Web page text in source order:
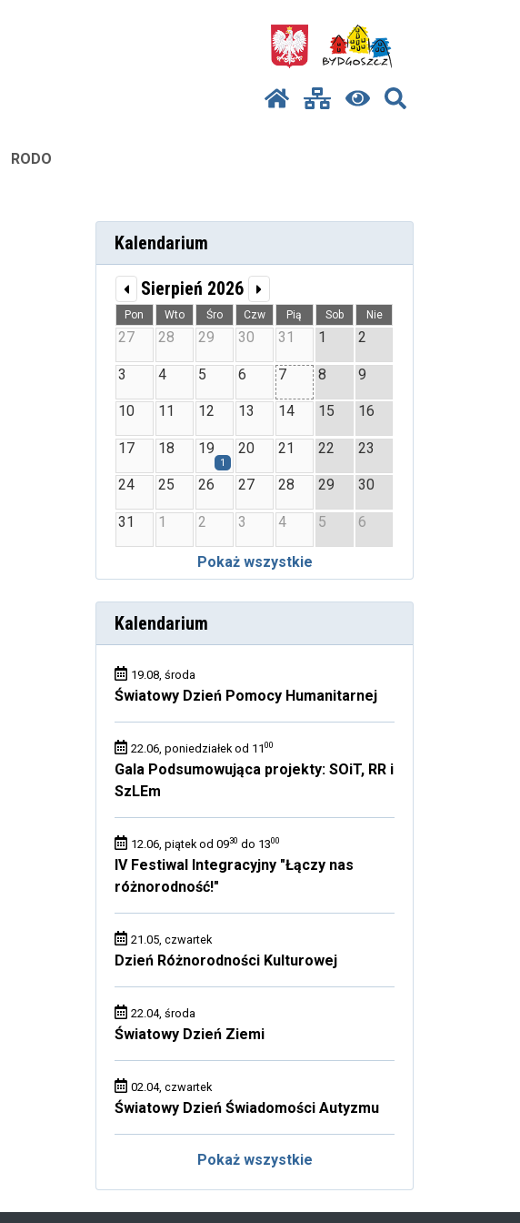
RODO
Kalendarium
Sierpień 2026
Pon Wto Śro Czw Pią Sob Nie
27 28 29 30 31 1 2
3 4 5 6 7 8 9
10 11 12 13 14 15 16
17 18 19
1
20 21 22 23
24 25 26 27 28 29 30
31 1 2 3 4 5 6
Pokaż wszystkie
Kalendarium
19.08, środa
Światowy Dzień Pomocy Humanitarnej
22.06, poniedziałek od 1100
Gala Podsumowująca projekty: SOiT, RR i
SzLEm
12.06, piątek od 0930 do 1300
IV Festiwal Integracyjny "Łączy nas
różnorodność!"
21.05, czwartek
Dzień Różnorodności Kulturowej
22.04, środa
Światowy Dzień Ziemi
02.04, czwartek
Światowy Dzień Świadomości Autyzmu
Pokaż wszystkie